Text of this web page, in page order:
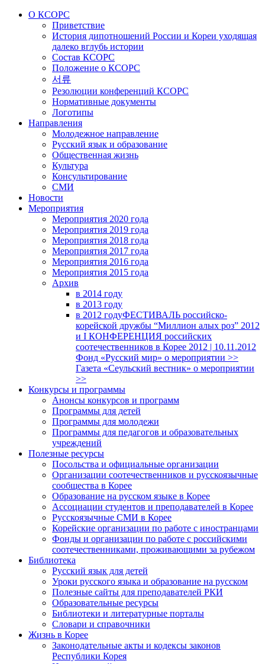
О КСОРС
Приветствие
История дипотношений России и Кореи уходящая
далеко вглубь истории
Состав КСОРС
Положение о КСОРС
서류
Резолюции конференций КСОРС
Нормативные документы
Логотипы
Направления
Молодежное направление
Русский язык и образование
Общественная жизнь
Культура
Консультирование
СМИ
Новости
Мероприятия
Мероприятия 2020 года
Мероприятия 2019 года
Мероприятия 2018 годa
Мероприятия 2017 года
Мероприятия 2016 года
Мероприятия 2015 года
Архив
в 2014 году
в 2013 году
в 2012 годуФЕСТИВАЛЬ российско-
корейской дружбы “Миллион алых роз” 2012
и I КОНФЕРЕНЦИЯ российских
соотечественников в Корее 2012 | 10.11.2012
Фонд «Русский мир» о мероприятии >>
Газета «Сеульский вестник» о мероприятии
>>
Конкурсы и программы
Анонсы конкурсов и программ
Программы для детей
Программы для молодежи
Программы для педагогов и образовательных
учреждений
Полезные ресурсы
Посольства и официальные организации
Организации соотечественников и русскоязычные
сообщества в Корее
Образование на русском языке в Корее
Ассоциации студентов и преподавателей в Корее
Русскоязычные СМИ в Корее
Корейские организации по работе с иностранцами
Фонды и организации по работе с российскими
соотечественниками, проживающими за рубежом
Библиотека
Русский язык для детей
Уроки русского языка и образование на русском
Полезные сайты для преподавателей РКИ
Образовательные ресурсы
Библиотеки и литературные порталы
Словари и справочники
Жизнь в Корее
Законодательные акты и кодексы законов
Республики Корея